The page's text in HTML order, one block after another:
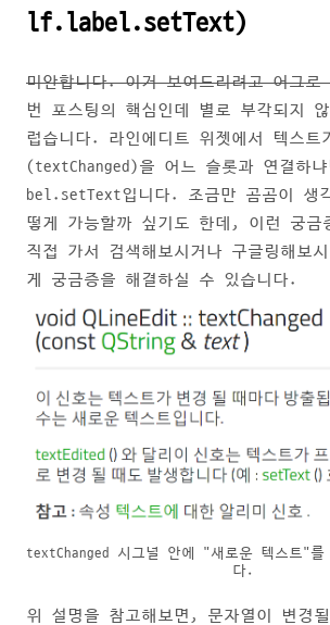
lf.label.setText)
미안합니다. 이거 보여드리려고 어그로
번 포스팅의 핵심인데 별로 부각되지
럽습니다. 라인에디트 위젯에서 텍스트
(textChanged)을 어느 슬롯과 연결하
bel.setText입니다. 조금만 곰곰이 생
떻게 가능할까 싶기도 한데, 이런 궁
직접 가서 검색해보시거나 구글링해보
게 궁금증을 해결하실 수 있습니다.
textChanged 시그널 안에 "새로운 텍스트"를
다.
위 설명을 참고해보면, 문자열이 변경